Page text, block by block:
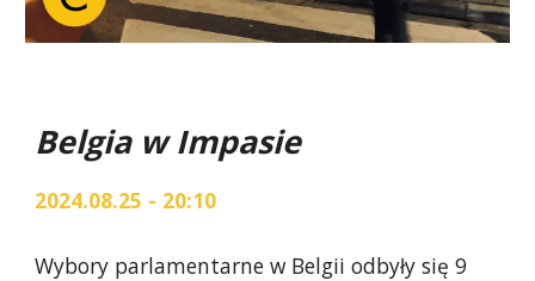
Belgia w Impasie
2024.08.25 - 20:10
Wybory parlamentarne w Belgii odbyły się 9